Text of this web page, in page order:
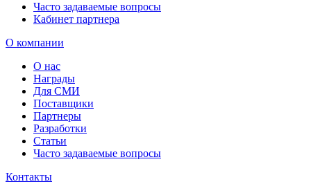
Часто задаваемые вопросы
Кабинет партнера
О компании
О нас
Награды
Для СМИ
Поставщики
Партнеры
Разработки
Статьи
Часто задаваемые вопросы
Контакты